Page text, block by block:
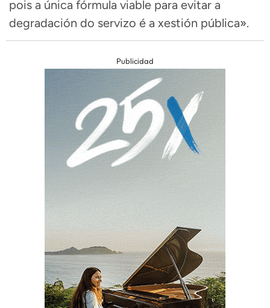
pois a única fórmula viable para evitar a
degradación do servizo é a xestión pública».
Publicidad